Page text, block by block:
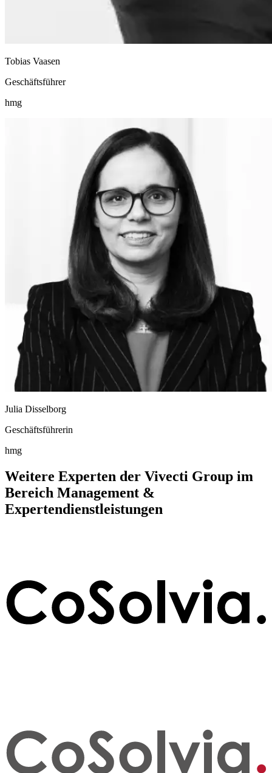
Tobias Vaasen
Geschäftsführer
hmg
Julia Disselborg
Geschäftsführerin
hmg
Weitere Experten der Vivecti Group im
Bereich Management &
Expertendienstleistungen